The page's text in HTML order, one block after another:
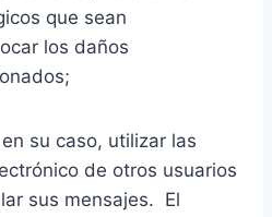
que sean
los daños
su caso, utilizar las
de otros usuarios
sus mensajes. El